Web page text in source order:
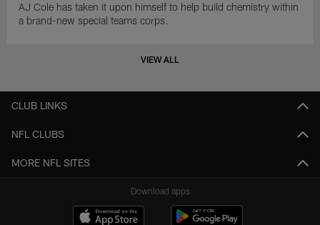
AJ Cole has taken it upon himself to help build chemistry within
a brand-new special teams corps.
VIEW ALL
CLUB LINKS
NFL CLUBS
MORE NFL SITES
Download apps